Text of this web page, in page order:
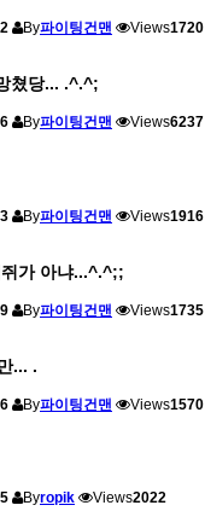
By파이팅건맨 Views1720
쳤당... .^.^;
By파이팅건맨 Views6237
By파이팅건맨 Views1916
가 아냐...^.^;;
By파이팅건맨 Views1735
... .
By파이팅건맨 Views1570
Byropik Views2022